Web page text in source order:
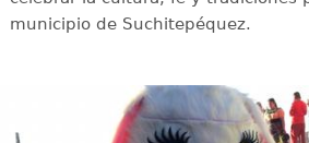
municipio de Suchitepéquez.